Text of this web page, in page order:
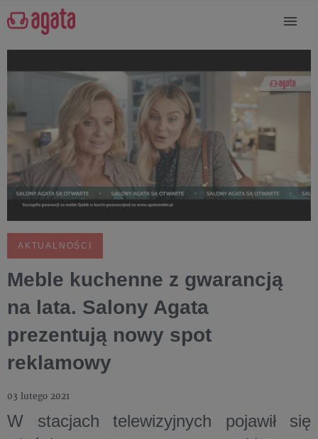
AKTUALNOŚCI
Meble kuchenne z gwarancją
na lata. Salony Agata
prezentują nowy spot
reklamowy
03 lutego 2021
W stacjach telewizyjnych pojawił się